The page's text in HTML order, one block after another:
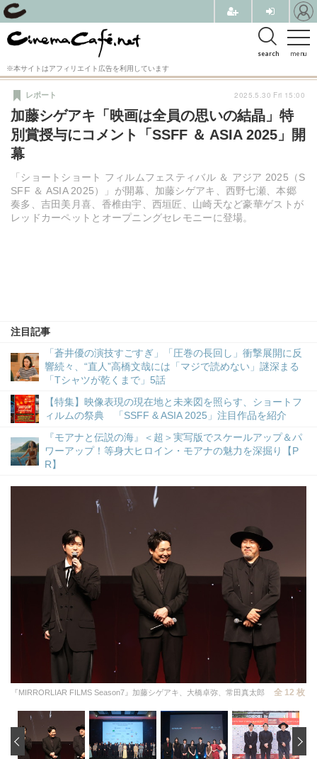
menu
search
※本サイトはアフィリエイト広告を利用しています
加藤シゲアキ「映画は全員の思いの結晶」特
別賞授与にコメント「SSFF ＆ ASIA 2025」開
幕
「ショートショート フィルムフェスティバル ＆ アジア 2025（S
SFF ＆ ASIA 2025）」が開幕、加藤シゲアキ、西野七瀬、本郷
奏多、吉田美月喜、香椎由宇、西垣匠、山崎天など豪華ゲストが
レッドカーペットとオープニングセレモニーに登場。
レポート
注目記事
「蒼井優の演技すごすぎ」「圧巻の長回し」衝撃展開に反
響続々、“直人”高橋文哉には「マジで読めない」謎深まる
「Tシャツが乾くまで」5話
【特集】映像表現の現在地と未来図を照らす、ショートフ
ィルムの祭典 「SSFF & ASIA 2025」注目作品を紹介
『モアナと伝説の海』＜超＞実写版でスケールアップ＆パ
ワーアップ！等身大ヒロイン・モアナの魅力を深掘り【P
R】
2025.5.30 Fri 15:00
『MIRRORLIAR FILMS Season7』加藤シゲアキ、大橋卓弥、常田真太郎 全 12 枚
‹